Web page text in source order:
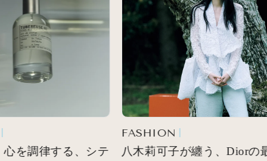
調律する、シテ
FASHION
八木莉可子が纏う、Diorの最